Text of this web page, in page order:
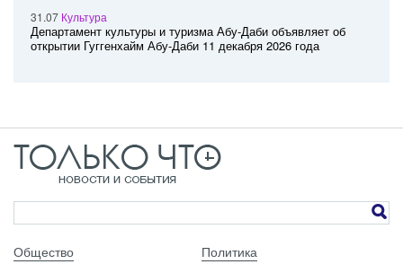
31.07 Культура
Департамент культуры и туризма Абу-Даби объявляет об
открытии Гуггенхайм Абу-Даби 11 декабря 2026 года
Общество Политика